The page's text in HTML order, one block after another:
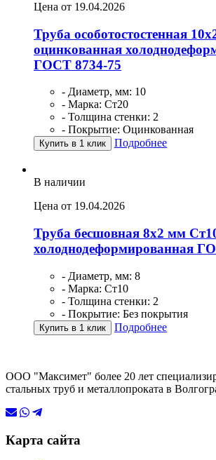
Цена от 19.04.2026
Труба особотостостенная
оцинкованная
ГОСТ 8734-75
- Диаметр, мм: 10
- Марка: Ст20
- Толщина стенки: 2
- Покрытие: Оцинкованная
Купить в 1 клик Подробнее
В наличии
Цена от 19.04.2026
Труба бесшовная 8х2 мм
холоднодеформированная
- Диаметр, мм: 8
- Марка: Ст10
- Толщина стенки: 2
- Покрытие: Без покрытия
Купить в 1 клик Подробнее
ООО "Максимет" более 20 лет
стальных труб и металлопроката в
Карта сайта